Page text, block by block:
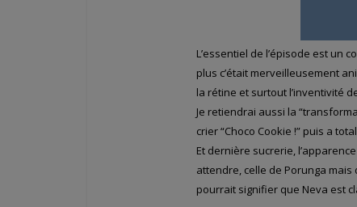
L’essentiel de l’épisode est un
plus c’était merveilleusement
la rétine et surtout l’inventivité
Je retiendrai aussi la
crier “Choco Cookie !” puis a
Et dernière sucrerie,
attendre, celle de Porunga
pourrait signifier que Neva est